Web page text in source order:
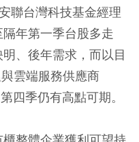
聯台灣科技基金經理
年第一季台股多走
、後年需求，而以目
雲端服務供應商
四季仍有高點可期。